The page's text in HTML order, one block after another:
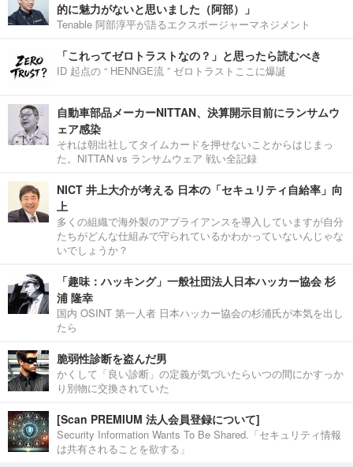
的に魅力がないと思いました（阿部）」
Tenable 阿部淳平が語るエクスポージャーマネジメント
「これってゼロトラストなの？」と思ったら読むべき
ID 起点の “ HENNGE流 ” ゼロトラストここに爆誕
自動車部品メーカーNITTAN、決算開示目前にランサムウ
ェア感染
それは朝出社してタイムカードを押せないことからはじまっ
た。NITTAN vs ランサムウェア 戦い全記録
NICT 井上大介が考える 日本の「セキュリティ自給率」向
上
多くの組織で海外製のアプライアンスを導入していますが自分
たちがどんな仕組みで守られているかわかっていないんじゃな
いでしょうか？
「趣味：ハッキング」一般社団法人日本ハッカー協会 杉
浦 隆幸
国内 OSINT 第一人者 日本ハッカー協会の杉浦氏が本気を出し
たら
脆弱性診断を盗んだ男
かくして「良い診断」の定義が気づいたらいつの間にかすっか
り別物に交換されていた
[Scan PREMIUM 法人会員登録について]
Security Information Wants To Be Shared.「セキュリティ情報
は共有されることを欲する」